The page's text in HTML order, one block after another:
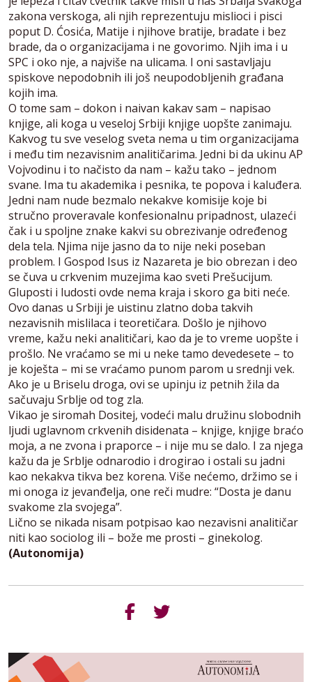
zakona verskoga, ali njih reprezentuju mislioci i pisci
poput D. Ćosića, Matije i njihove bratije, bradate i bez
brade, da o organizacijama i ne govorimo. Njih ima i u
SPC i oko nje, a najviše na ulicama. I oni sastavljaju
spiskove nepodobnih ili još neupodobljenih građana
kojih ima.
O tome sam – dokon i naivan kakav sam – napisao
knjige, ali koga u veseloj Srbiji knjige uopšte zanimaju.
Kakvog tu sve veselog sveta nema u tim organizacijama
i među tim nezavisnim analitičarima. Jedni bi da ukinu AP
Vojvodinu i to načisto da nam – kažu tako – jednom
svane. Ima tu akademika i pesnika, te popova i kaluđera.
Jedni nam nude bezmalo nekakve komisije koje bi
stručno proveravale konfesionalnu pripadnost, ulazeći
čak i u spoljne znake kakvi su obrezivanje određenog
dela tela. Njima nije jasno da to nije neki poseban
problem. I Gospod Isus iz Nazareta je bio obrezan i deo
se čuva u crkvenim muzejima kao sveti Prešucijum.
Gluposti i ludosti ovde nema kraja i skoro ga biti neće.
Ovo danas u Srbiji je uistinu zlatno doba takvih
nezavisnih mislilaca i teoretičara. Došlo je njihovo
vreme, kažu neki analitičari, kao da je to vreme uopšte i
prošlo. Ne vraćamo se mi u neke tamo devedesete – to
je koješta – mi se vraćamo punom parom u srednji vek.
Ako je u Briselu droga, ovi se upinju iz petnih žila da
sačuvaju Srblje od tog zla.
Vikao je siromah Dositej, vodeći malu družinu slobodnih
ljudi uglavnom crkvenih disidenata – knjige, knjige braćo
moja, a ne zvona i praporce – i nije mu se dalo. I za njega
kažu da je Srblje odnarodio i drogirao i ostali su jadni
kao nekakva tikva bez korena. Više nećemo, držimo se i
mi onoga iz jevanđelja, one reči mudre: “Dosta je danu
svakome zla svojega”.
Lično se nikada nisam potpisao kao nezavisni analitičar
niti kao sociolog ili – bože me prosti – ginekolog.
(Autonomija)